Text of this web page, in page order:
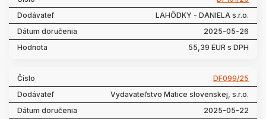
LAHÔDKY - DANIELA s.r.o.
2025-05-26
55,39 EUR s DPH
DF099/25
Vydavateľstvo Matice slovenskej, s.r.o.
2025-05-22